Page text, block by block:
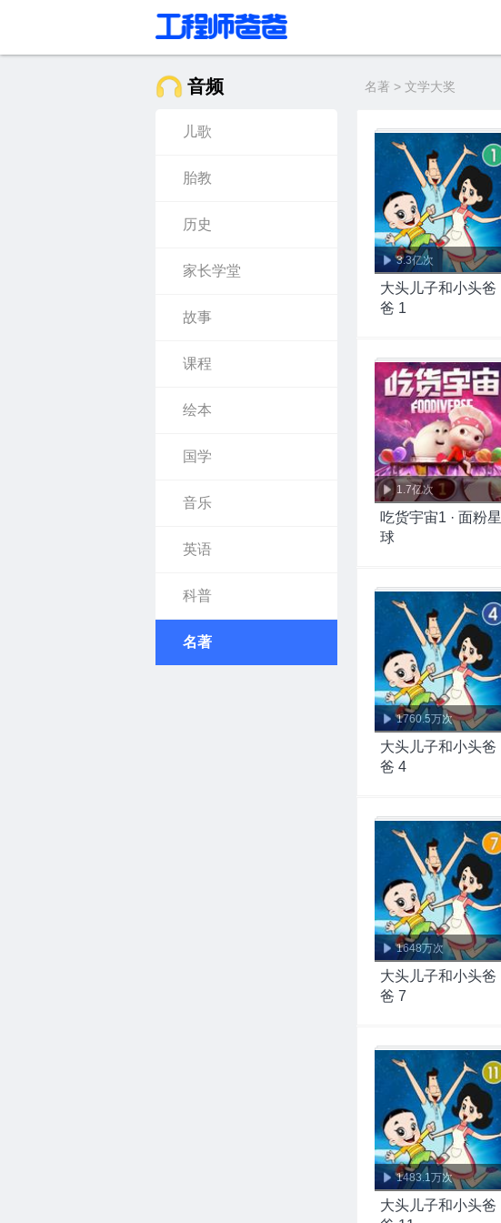
音频 名著 > 文学大奖
儿歌
胎教
历史
家长学堂
故事
课程
绘本
国学
音乐
英语
科普
名著
3.3亿次
大头儿子和小头爸
爸 1
1.7亿次
吃货宇宙1 · 面粉星
球
1760.5万次
大头儿子和小头爸
爸 4
1648万次
大头儿子和小头爸
爸 7
1483.1万次
大头儿子和小头爸